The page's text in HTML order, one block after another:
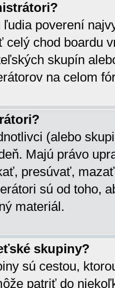
poverení
celý chod boardu
skupín
na celom
(alebo
Majú právo
presúvať,
sú od toho,
materiál.
skupiny?
sú cestou,
patriť do